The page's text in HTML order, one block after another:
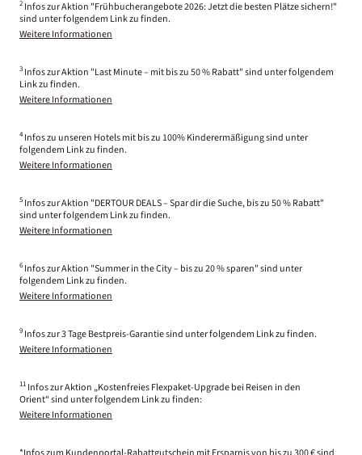
2 Infos zur Aktion "Frühbucherangebote 2026: Jetzt die besten Plätze sichern!"
sind unter folgendem Link zu finden.
Weitere Informationen
3 Infos zur Aktion "Last Minute – mit bis zu 50 % Rabatt" sind unter folgendem
Link zu finden.
Weitere Informationen
4 Infos zu unseren Hotels mit bis zu 100% Kinderermäßigung sind unter
folgendem Link zu finden.
Weitere Informationen
5 Infos zur Aktion "DERTOUR DEALS – Spar dir die Suche, bis zu 50 % Rabatt"
sind unter folgendem Link zu finden.
Weitere Informationen
6 Infos zur Aktion "Summer in the City – bis zu 20 % sparen" sind unter
folgendem Link zu finden.
Weitere Informationen
9 Infos zur 3 Tage Bestpreis-Garantie sind unter folgendem Link zu finden.
Weitere Informationen
11 Infos zur Aktion „Kostenfreies Flexpaket-Upgrade bei Reisen in den
Orient“ sind unter folgendem Link zu finden:
Weitere Informationen